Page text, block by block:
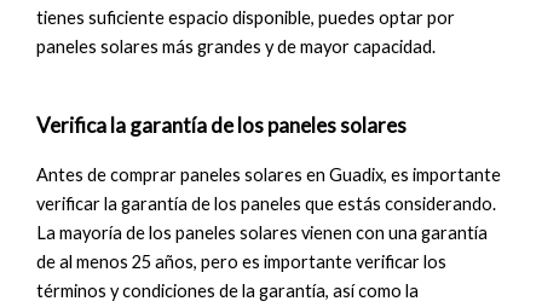
tienes suficiente espacio disponible, puedes optar por
paneles solares más grandes y de mayor capacidad.
Verifica la garantía de los paneles solares
Antes de comprar paneles solares en Guadix, es importante
verificar la garantía de los paneles que estás considerando.
La mayoría de los paneles solares vienen con una garantía
de al menos 25 años, pero es importante verificar los
términos y condiciones de la garantía, así como la